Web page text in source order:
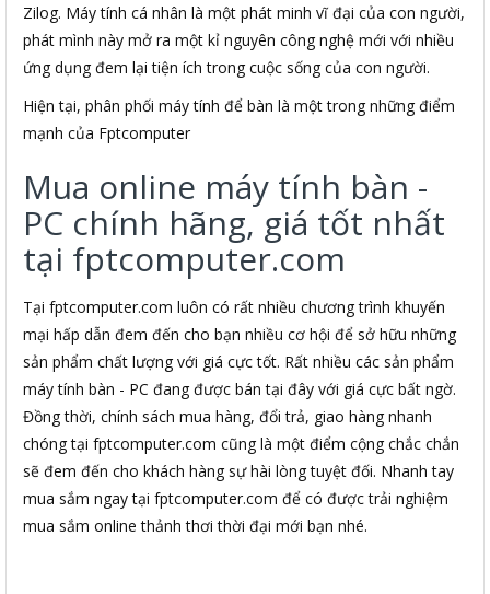
Zilog. Máy tính cá nhân là một phát minh vĩ đại của con người,
phát mình này mở ra một kỉ nguyên công nghệ mới với nhiều
ứng dụng đem lại tiện ích trong cuộc sống của con người.
Hiện tại, phân phối máy tính để bàn là một trong những điểm
mạnh của Fptcomputer
Mua online máy tính bàn -
PC chính hãng, giá tốt nhất
tại fptcomputer.com
Tại fptcomputer.com luôn có rất nhiều chương trình khuyến
mại hấp dẫn đem đến cho bạn nhiều cơ hội để sở hữu những
sản phẩm chất lượng với giá cực tốt. Rất nhiều các sản phẩm
máy tính bàn - PC đang được bán tại đây với giá cực bất ngờ.
Đồng thời, chính sách mua hàng, đổi trả, giao hàng nhanh
chóng tại fptcomputer.com cũng là một điểm cộng chắc chắn
sẽ đem đến cho khách hàng sự hài lòng tuyệt đối. Nhanh tay
mua sắm ngay tại fptcomputer.com để có được trải nghiệm
mua sắm online thảnh thơi thời đại mới bạn nhé.